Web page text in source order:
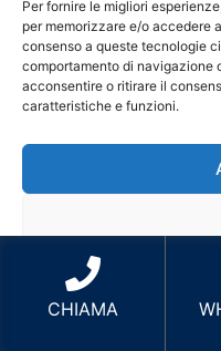
Per fornire le migliori
per memorizzare e/o accedere
consenso a queste tecnologie
comportamento di navigazione
acconsentire o ritirare il
caratteristiche e funzioni.
Cookie
Roma Centro:
Trastevere,
limitrofe.
Flaminio,
limitrofe.
:
Tuscolana,
Vergata e zone
Roma Sud
:
CHIAMA